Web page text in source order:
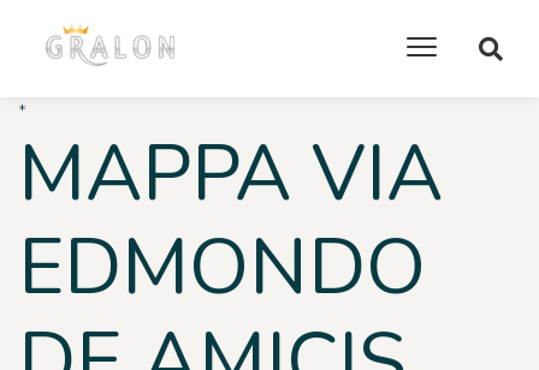
*
MAPPA VIA
EDMONDO